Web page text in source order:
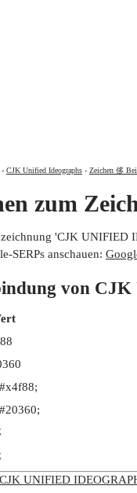
› CJK Unified Ideographs › Zeichen 侈
zum
'CJK UNIFIED
SERPs anschauen:
von
UNIFIED